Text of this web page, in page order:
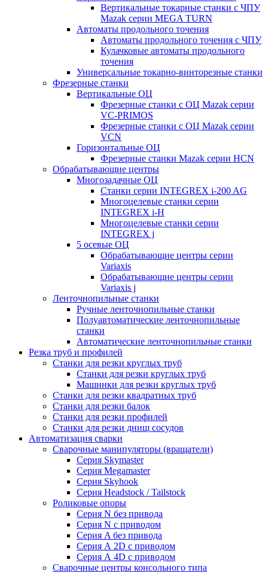
Вертикальные токарные станки с ЧПУ
Mazak серии MEGA TURN
Автоматы продольного точения
Автоматы продольного точения с ЧПУ
Кулачковые автоматы продольного
точения
Универсальные токарно-винторезные станки
Фрезерные станки
Вертикальные ОЦ
Фрезерные станки с ОЦ Mazak серии
VC-PRIMOS
Фрезерные станки с ОЦ Mazak серии
VCN
Горизонтальные ОЦ
Фрезерные станки Mazak серии HCN
Обрабатывающие центры
Многозадачные ОЦ
Cтанки серии INTEGREX i-200 AG
Многоцелевые станки серии
INTEGREX i-H
Многоцелевые станки серии
INTEGREX j
5 осевые ОЦ
Обрабатывающие центры серии
Variaxis
Обрабатывающие центры серии
Variaxis j
Ленточнопильные станки
Ручные ленточнопильные станки
Полуавтоматические ленточнопильные
станки
Автоматические ленточнопильные станки
Резка труб и профилей
Станки для резки круглых труб
Станки для резки круглых труб
Машинки для резки круглых труб
Станки для резки квадратных труб
Станки для резки балок
Станки для резки профилей
Станки для резки днищ сосудов
Автоматизация сварки
Сварочные манипуляторы (вращатели)
Серия Skymaster
Серия Megamaster
Серия Skyhook
Серия Headstock / Tailstock
Роликовые опоры
Серия N без привода
Серия N с приводом
Серия A без привода
Серия А 2D с приводом
Серия А 4D с приводом
Сварочные центры консольного типа